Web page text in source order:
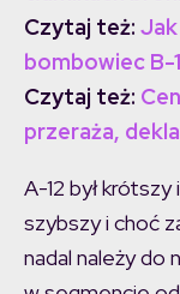
Czytaj też:
bombowiec B-
Czytaj też:
przeraża,
A-12 był
szybszy i choć
nadal należy do